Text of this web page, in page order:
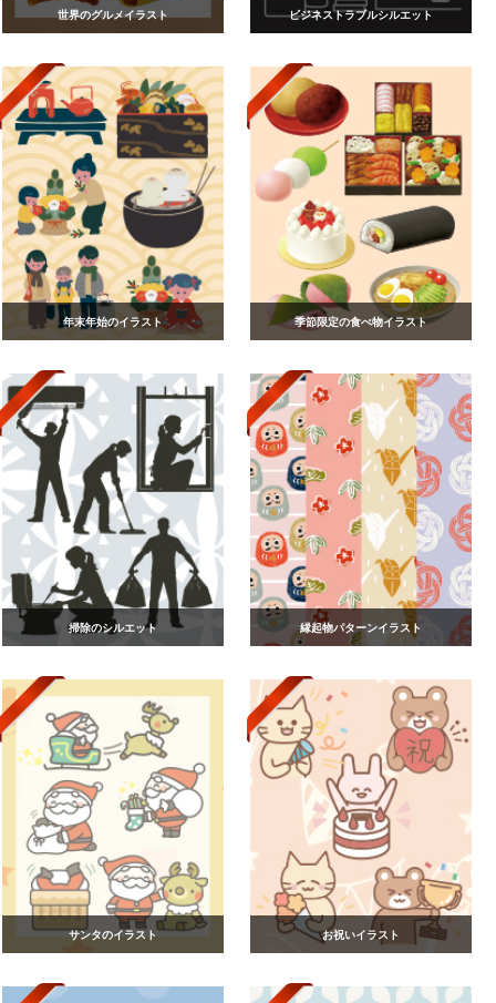
世界のグルメイラスト ビジネストラブルシルエット
年末年始のイラスト 季節限定の食べ物イラスト
掃除のシルエット 縁起物パターンイラスト
サンタのイラスト お祝いイラスト